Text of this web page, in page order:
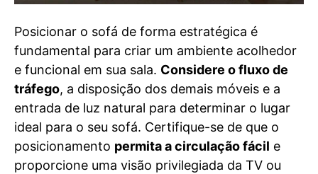
Posicionar o sofá de forma estratégica é
fundamental para criar um ambiente acolhedor
e funcional em sua sala. Considere o fluxo de
tráfego, a disposição dos demais móveis e a
entrada de luz natural para determinar o lugar
ideal para o seu sofá. Certifique-se de que o
posicionamento permita a circulação fácil e
proporcione uma visão privilegiada da TV ou